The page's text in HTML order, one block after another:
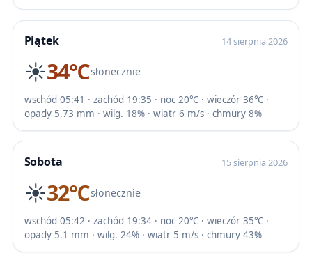
Piątek 14 sierpnia 2026
☀️34℃słonecznie
wschód 05:41 · zachód 19:35 · noc 20℃ · wieczór 36℃ ·
opady 5.73 mm · wilg. 18% · wiatr 6 m/s · chmury 8%
Sobota 15 sierpnia 2026
☀️32℃słonecznie
wschód 05:42 · zachód 19:34 · noc 20℃ · wieczór 35℃ ·
opady 5.1 mm · wilg. 24% · wiatr 5 m/s · chmury 43%